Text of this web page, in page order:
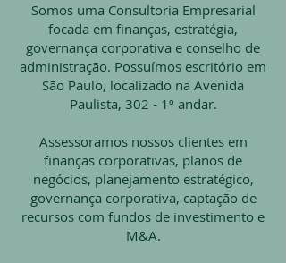
Somos uma Consultoria Empresarial
focada em finanças, estratégia,
governança corporativa e conselho de
administração. Possuímos escritório em
São Paulo, localizado na Avenida
Paulista, 302 - 1º andar.
Assessoramos nossos clientes em
finanças corporativas, planos de
negócios, planejamento estratégico,
governança corporativa, captação de
recursos com fundos de investimento e
M&A.